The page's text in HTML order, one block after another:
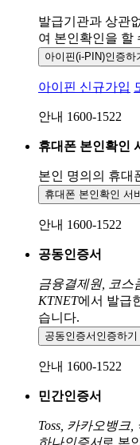
발급기관과 상관
여 본인확인을 할
아이핀(i-PIN)인증하
아이핀 신규가입
안내 1600-1522
휴대폰 본인확인
본인 명의의 휴대
휴대폰 본인확인 서
안내 1600-1522
공동인증서
금융결제원, 코스
KTNET에서 발급
습니다.
공동인증서 인증하기
안내 1600-1522
민간인증서
Toss, 카카오뱅크